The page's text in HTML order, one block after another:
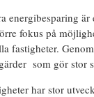
energibesparing är
fokus på
fastigheter.
som gör stor
har stor